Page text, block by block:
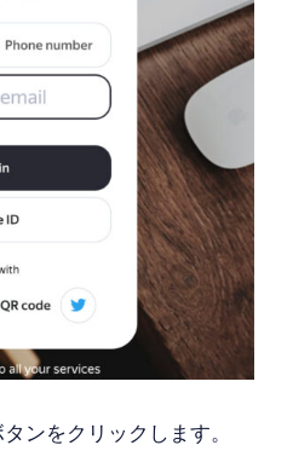
タンをクリックします。